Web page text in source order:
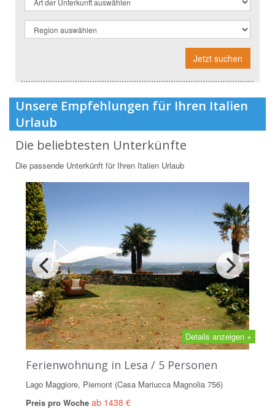
Jetzt suchen
Unsere Empfehlungen für Ihren Italien
Urlaub
Die beliebtesten Unterkünfte
Die passende Unterkünft für Ihren Italien Urlaub
Details anzeigen +
Ferienwohnung in Lesa / 5 Personen
Lago Maggiore, Piemont (Casa Mariucca Magnolia 756)
Preis pro Woche ab 1438 €